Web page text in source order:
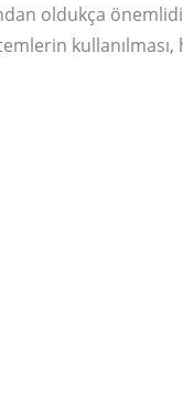
oldukça
kullanılması,